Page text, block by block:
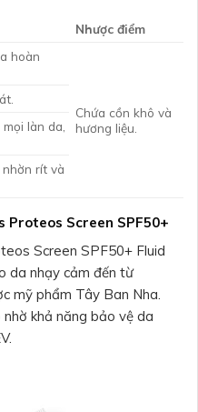
Nhược điểm
hoàn
Chứa cồn khô và
hương liệu.
làn da,
nhờn rít và
Screen SPF50+
Screen SPF50+ Fluid
da nhạy cảm đến từ
mỹ phẩm Tây Ban Nha.
khả năng bảo vệ da